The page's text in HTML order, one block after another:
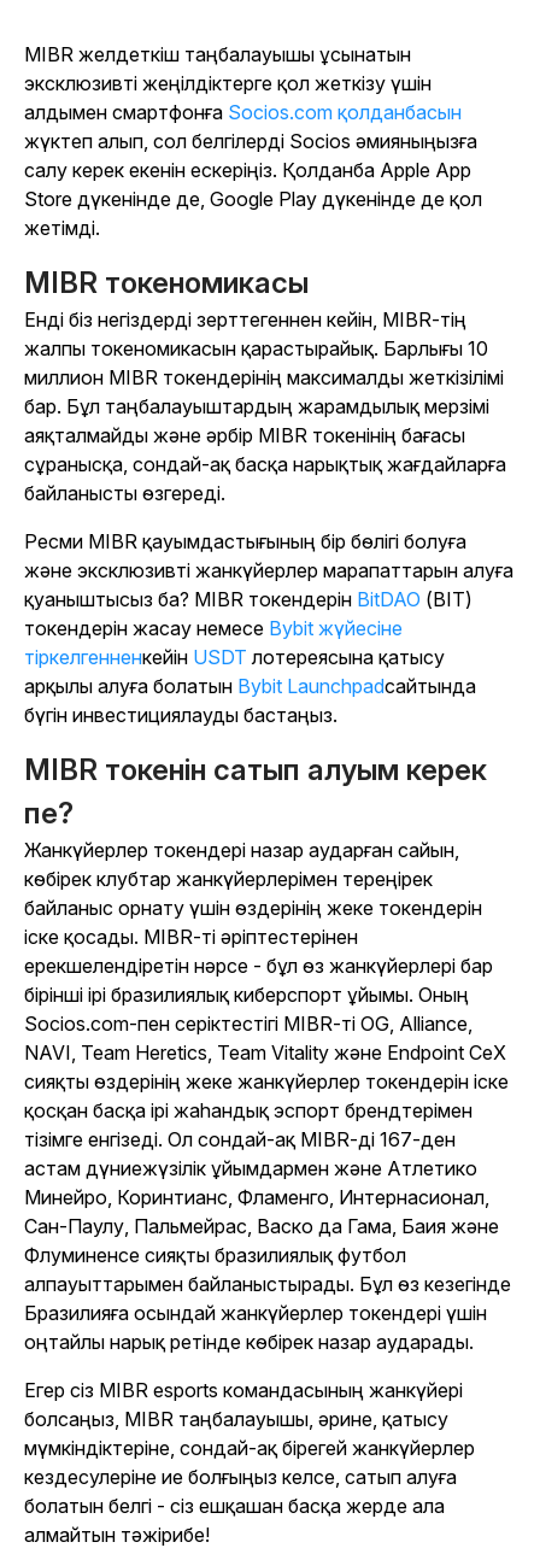
MIBR желдеткіш таңбалауышы ұсынатын
эксклюзивті жеңілдіктерге қол жеткізу үшін
алдымен смартфонға Socios.com қолданбасын
жүктеп алып, сол белгілерді Socios әмияныңызға
салу керек екенін ескеріңіз. Қолданба Apple App
Store дүкенінде де, Google Play дүкенінде де қол
жетімді.
MIBR токеномикасы
Енді біз негіздерді зерттегеннен кейін, MIBR-тің
жалпы токеномикасын қарастырайық. Барлығы 10
миллион MIBR токендерінің максималды жеткізілімі
бар. Бұл таңбалауыштардың жарамдылық мерзімі
аяқталмайды және әрбір MIBR токенінің бағасы
сұранысқа, сондай-ақ басқа нарықтық жағдайларға
байланысты өзгереді.
Ресми MIBR қауымдастығының бір бөлігі болуға
және эксклюзивті жанкүйерлер марапаттарын алуға
қуаныштысыз ба? MIBR токендерін BitDAO (BIT)
токендерін жасау немесе Bybit жүйесіне
тіркелгенненкейін USDT лотереясына қатысу
арқылы алуға болатын Bybit Launchpadсайтында
бүгін инвестициялауды бастаңыз.
MIBR токенін сатып алуым керек
пе?
Жанкүйерлер токендері назар аударған сайын,
көбірек клубтар жанкүйерлерімен тереңірек
байланыс орнату үшін өздерінің жеке токендерін
іске қосады. MIBR-ті әріптестерінен
ерекшелендіретін нәрсе - бұл өз жанкүйерлері бар
бірінші ірі бразилиялық киберспорт ұйымы. Оның
Socios.com-пен серіктестігі MIBR-ті OG, Alliance,
NAVI, Team Heretics, Team Vitality және Endpoint CeX
сияқты өздерінің жеке жанкүйерлер токендерін іске
қосқан басқа ірі жаһандық эспорт брендтерімен
тізімге енгізеді. Ол сондай-ақ MIBR-ді 167-ден
астам дүниежүзілік ұйымдармен және Атлетико
Минейро, Коринтианс, Фламенго, Интернасионал,
Сан-Паулу, Пальмейрас, Васко да Гама, Баия және
Флуминенсе сияқты бразилиялық футбол
алпауыттарымен байланыстырады. Бұл өз кезегінде
Бразилияға осындай жанкүйерлер токендері үшін
оңтайлы нарық ретінде көбірек назар аударады.
Егер сіз MIBR esports командасының жанкүйері
болсаңыз, MIBR таңбалауышы, әрине, қатысу
мүмкіндіктеріне, сондай-ақ бірегей жанкүйерлер
кездесулеріне ие болғыңыз келсе, сатып алуға
болатын белгі - сіз ешқашан басқа жерде ала
алмайтын тәжірибе!